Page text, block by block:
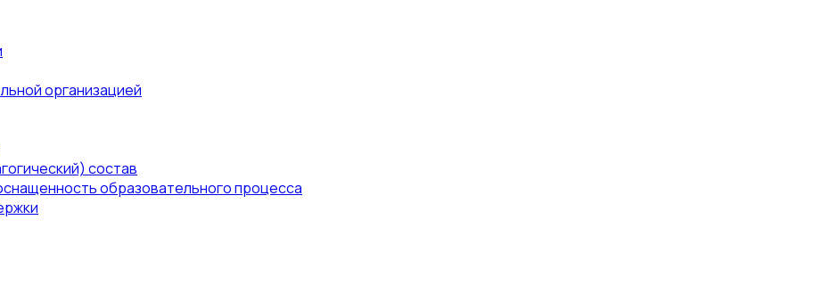
организацией
состав
образовательного процесса